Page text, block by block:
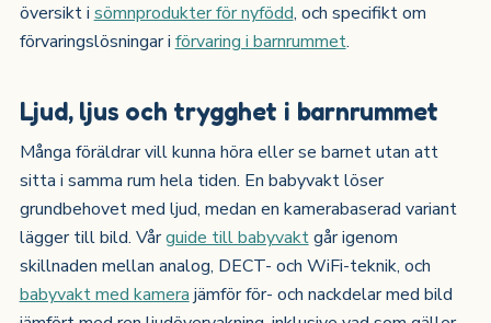
översikt i sömnprodukter för nyfödd, och specifikt om
förvaringslösningar i förvaring i barnrummet.
Ljud, ljus och trygghet i barnrummet
Många föräldrar vill kunna höra eller se barnet utan att
sitta i samma rum hela tiden. En babyvakt löser
grundbehovet med ljud, medan en kamerabaserad variant
lägger till bild. Vårguide till babyvaktgår igenom
skillnaden mellan analog, DECT- och WiFi-teknik, och
babyvakt med kamera jämför för- och nackdelar med bild